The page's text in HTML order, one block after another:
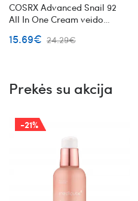
COSRX Advanced Snail 92
All In One Cream veido
15.69€ 24.29€
Prekės su akcija
-21%